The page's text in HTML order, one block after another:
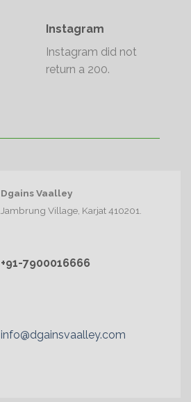
Instagram
Instagram did not
return a 200.
Dgains Vaalley
Jambrung Village, Karjat 410201.
+91-7900016666
info@dgainsvaalley.com